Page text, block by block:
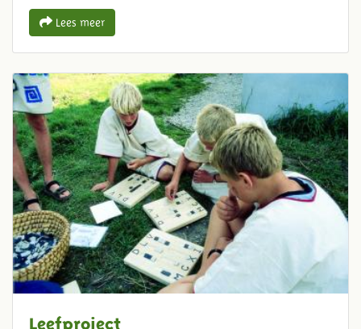
Lees meer
Leefproject